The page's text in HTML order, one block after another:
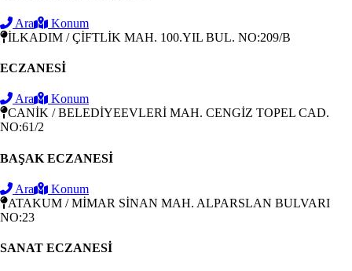
Ara
Konum
İLKADIM / ÇİFTLİK MAH. 100.YIL BUL. NO:209/B
ECZANESİ
Ara
Konum
CANİK / BELEDİYEEVLERİ MAH. CENGİZ TOPEL CAD.
NO:61/2
BAŞAK ECZANESİ
Ara
Konum
ATAKUM / MİMAR SİNAN MAH. ALPARSLAN BULVARI
NO:23
SANAT ECZANESİ